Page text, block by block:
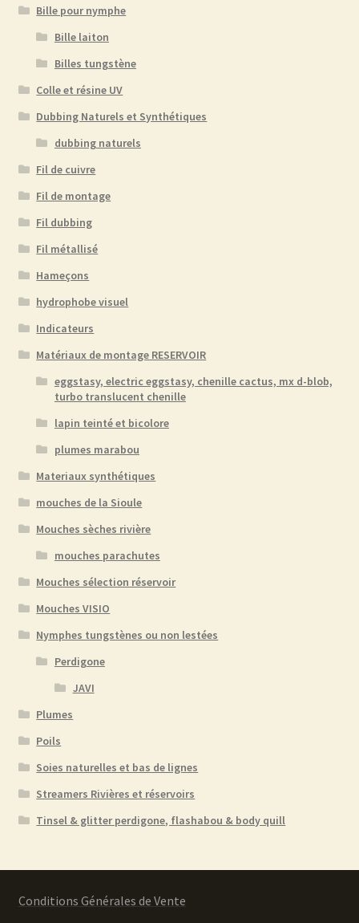
Bille pour nymphe
Bille laiton
Billes tungstène
Colle et résine UV
Dubbing Naturels et Synthétiques
dubbing naturels
Fil de cuivre
Fil de montage
Fil dubbing
Fil métallisé
Hameçons
hydrophobe visuel
Indicateurs
Matériaux de montage RESERVOIR
eggstasy, electric eggstasy, chenille cactus, mx d-blob,
turbo translucent chenille
lapin teinté et bicolore
plumes marabou
Materiaux synthétiques
mouches de la Sioule
Mouches sèches rivière
mouches parachutes
Mouches sélection réservoir
Mouches VISIO
Nymphes tungstènes ou non lestées
Perdigone
JAVI
Plumes
Poils
Soies naturelles et bas de lignes
Streamers Rivières et réservoirs
Tinsel & glitter perdigone, flashabou & body quill
Conditions Générales de Vente